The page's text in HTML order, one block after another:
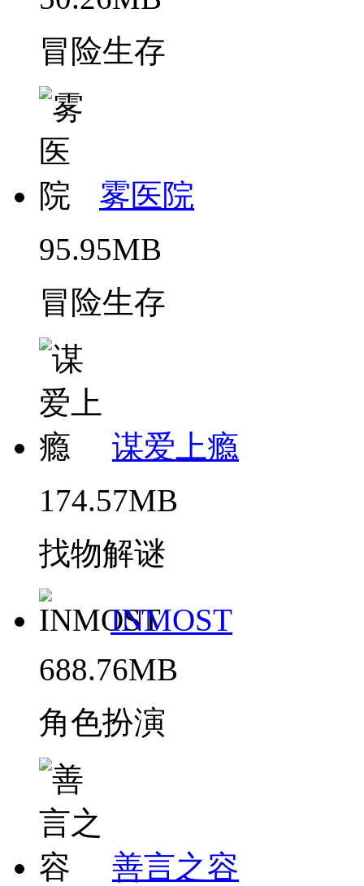
冒险生存
雾医院
95.95MB
冒险生存
谋爱上瘾
174.57MB
找物解谜
INMOST
688.76MB
角色扮演
善言之容